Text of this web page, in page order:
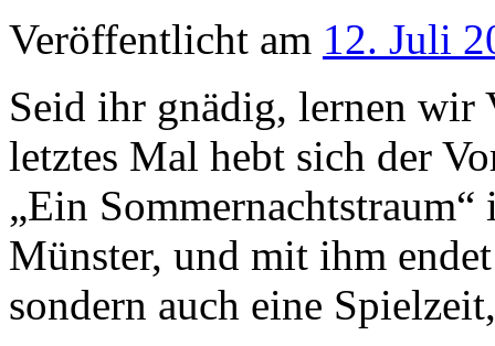
Veröffentlicht am 12. Juli
Seid ihr gnädig, lernen wir
letztes Mal hebt sich der
„Ein
Münster, und mit ihm
sondern auch eine